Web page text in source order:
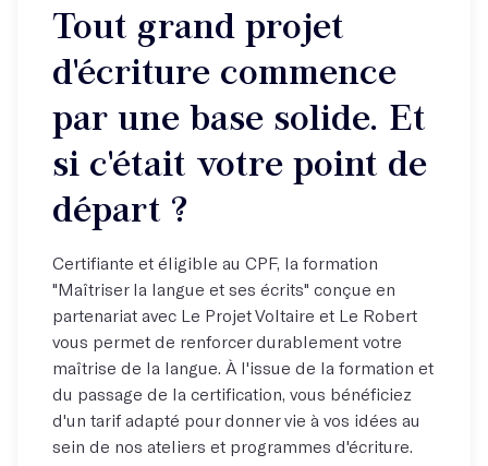
Tout grand projet
d'écriture commence
par une base solide. Et
si c'était votre point de
départ ?
Certifiante et éligible au CPF, la formation
"Maîtriser la langue et ses écrits" conçue en
partenariat avec Le Projet Voltaire et Le Robert
vous permet de renforcer durablement votre
maîtrise de la langue. À l'issue de la formation et
du passage de la certification, vous bénéficiez
d'un tarif adapté pour donner vie à vos idées au
sein de nos ateliers et programmes d'écriture.